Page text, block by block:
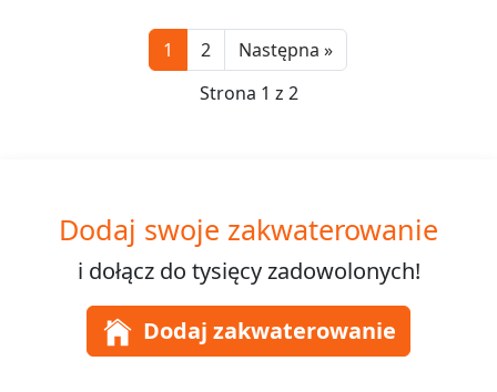
1 2 Następna »Next
Strona 1 z 2
Dodaj swoje zakwaterowanie
i dołącz do tysięcyzadowolonych!
Dodaj zakwaterowanie